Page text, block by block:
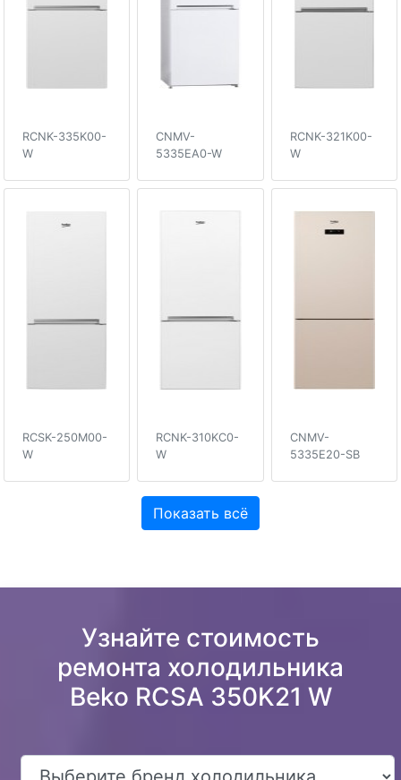
RCNK-335K00-
W
CNMV-
5335EA0-W
RCNK-321K00-
W
RCSK-250M00-
W
RCNK-310KC0-
W
CNMV-
5335E20-SB
Показать всё
Узнайте стоимость
ремонта холодильника
Beko RCSA 350K21 W